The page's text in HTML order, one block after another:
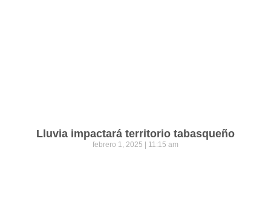
Lluvia impactará territorio tabasqueño
febrero 1, 2025 11:15 am